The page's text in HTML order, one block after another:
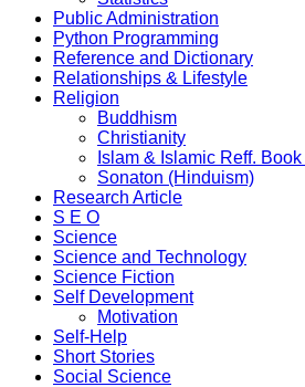
Public Administration
Python Programming
Reference and Dictionary
Relationships & Lifestyle
Religion
Buddhism
Christianity
Islam & Islamic Reff.
Sonaton (Hinduism)
Research Article
S E O
Science
Science and Technology
Science Fiction
Self Development
Motivation
Self-Help
Short Stories
Social Science